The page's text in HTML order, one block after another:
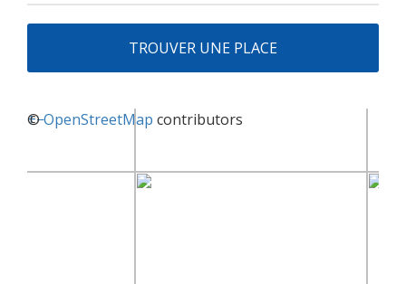
TROUVER UNE PLACE
+−
©OpenStreetMap contributors